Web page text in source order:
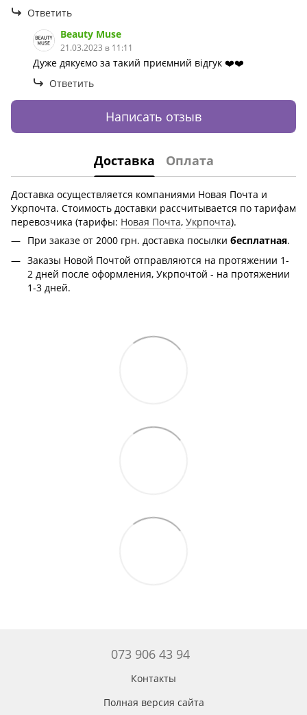
Ответить
Beauty Muse
21.03.2023 в 11:11
Дуже дякуємо за такий приємний відгук ❤️❤️
Ответить
Написать отзыв
Доставка Оплата
Доставка осуществляется компаниями Новая Почта и
Укрпочта. Стоимость доставки рассчитывается по тарифам
перевозчика (тарифы: Новая Почта, Укрпочта).
При заказе от 2000 грн. доставка посылки бесплатная.
Заказы Новой Почтой отправляются на протяжении 1-
2 дней после оформления, Укрпочтой - на протяжении
1-3 дней.
073 906 43 94
Контакты
Полная версия сайта